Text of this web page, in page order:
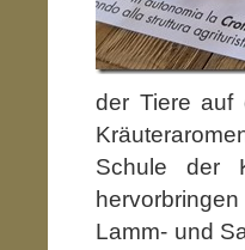
der Tiere auf
Schule der
Lamm- und